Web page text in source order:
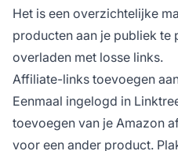
Het is een overzichtelijke
producten aan je publiek te
overladen met losse links.
Affiliate-links toevoegen
Eenmaal ingelogd in
toevoegen van je Amazon
voor een ander product.